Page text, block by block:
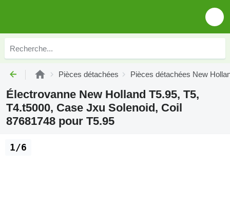
Pièces détachées Pièces détachées New
Électrovanne New Holland T5.95, T5,
T4.t5000, Case Jxu Solenoid, Coil
87681748 pour T5.95
1/6